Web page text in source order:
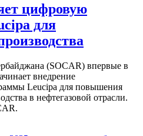
цифровую
для
(SOCAR) впервые в
внедрение
Leucipa для повышения
в нефтегазовой отрасли.